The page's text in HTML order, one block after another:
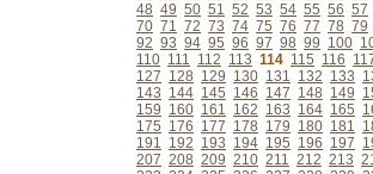
48 49 50 51 52 53 54 55 56 57
70 71 72 73 74 75 76 77 78 79
92 93 94 95 96 97 98 99 100
110 111 112 113 114 115 116
127 128 129 130 131 132 133
143 144 145 146 147 148 149
159 160 161 162 163 164 165
175 176 177 178 179 180 181
191 192 193 194 195 196 197
207 208 209 210 211 212 213